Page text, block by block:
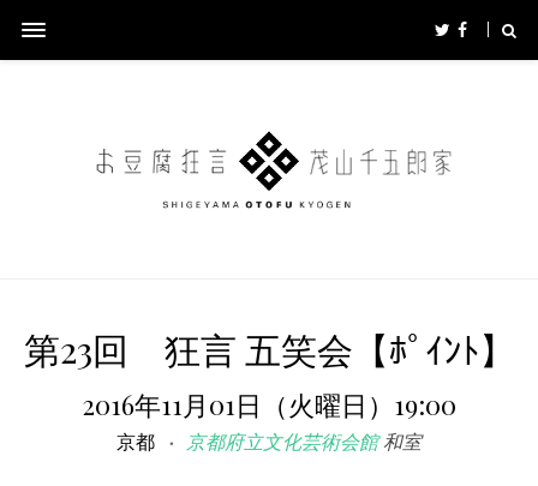
第23回 狂言 五笑会【ﾎﾟｲﾝﾄ】
2016年11月01日（火曜日）19:00
京都 京都府立文化芸術会館和室